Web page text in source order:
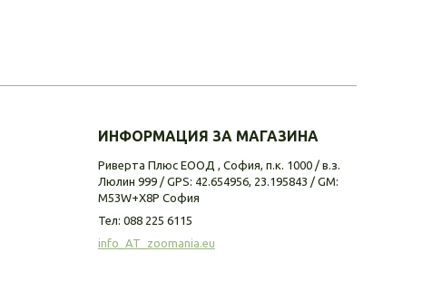
ИНФОРМАЦИЯ ЗА МАГАЗИНА
Риверта Плюс ЕООД , София, п.к. 1000 / в.з.
Люлин 999 / GPS: 42.654956, 23.195843 / GM:
M53W+X8P София
Тел: 088 225 6115
info_AT_zoomania.eu